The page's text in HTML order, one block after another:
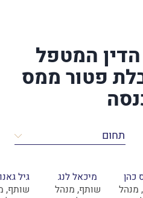
הדין המטפל
פטור ממס
מנהל
מיכאל לנג
שותף, מנהל
מחלקה,
גיל
שותף,